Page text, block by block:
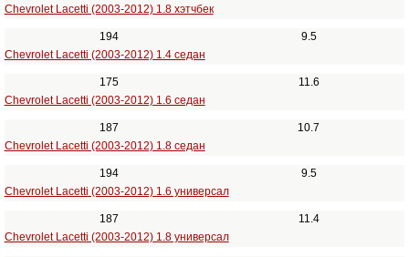
Chevrolet Lacetti (2003-2012) 1.8 хэтчбек
194
9.5
Chevrolet Lacetti (2003-2012) 1.4 седан
175
11.6
Chevrolet Lacetti (2003-2012) 1.6 седан
187
10.7
Chevrolet Lacetti (2003-2012) 1.8 седан
194
9.5
Chevrolet Lacetti (2003-2012) 1.6 универсал
187
11.4
Chevrolet Lacetti (2003-2012) 1.8 универсал